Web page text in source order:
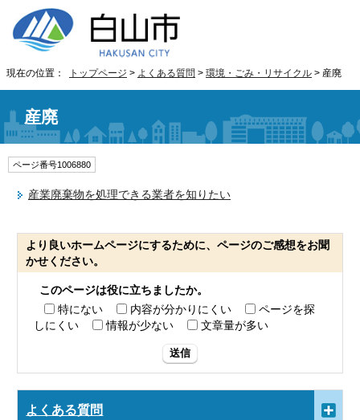
現在の位置： トップページ > よくある質問 > 環境・ごみ・リサイクル > 産廃
産廃
ページ番号1006880
産業廃棄物を処理できる業者を知りたい
より良いホームページにするために、ページのご感想をお聞
かせください。
このページは役に立ちましたか。
特にない
内容が分かりにくい
ページを探
しにくい
情報が少ない 文章量が多い
送信
よくある質問